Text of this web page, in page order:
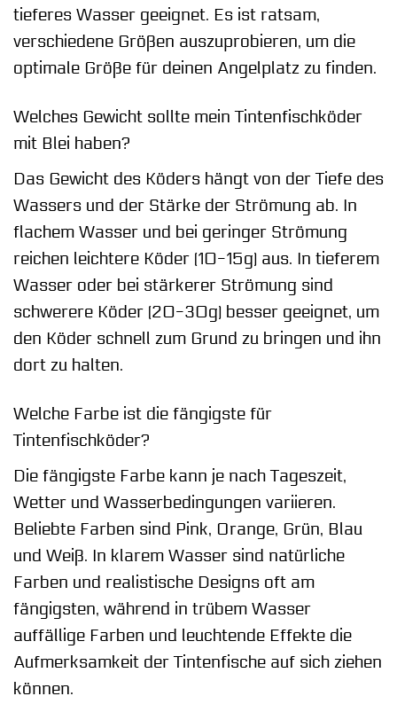
tieferes Wasser geeignet. Es ist ratsam,
verschiedene Größen auszuprobieren, um die
optimale Größe für deinen Angelplatz zu finden.
Welches Gewicht sollte mein Tintenfischköder
mit Blei haben?
Das Gewicht des Köders hängt von der Tiefe des
Wassers und der Stärke der Strömung ab. In
flachem Wasser und bei geringer Strömung
reichen leichtere Köder (10-15g) aus. In tieferem
Wasser oder bei stärkerer Strömung sind
schwerere Köder (20-30g) besser geeignet, um
den Köder schnell zum Grund zu bringen und ihn
dort zu halten.
Welche Farbe ist die fängigste für
Tintenfischköder?
Die fängigste Farbe kann je nach Tageszeit,
Wetter und Wasserbedingungen variieren.
Beliebte Farben sind Pink, Orange, Grün, Blau
und Weiß. In klarem Wasser sind natürliche
Farben und realistische Designs oft am
fängigsten, während in trübem Wasser
auffällige Farben und leuchtende Effekte die
Aufmerksamkeit der Tintenfische auf sich ziehen
können.